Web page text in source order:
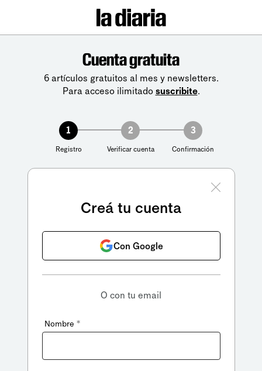
Cuenta gratuita
6 artículos gratuitos al mes y newsletters.
Para acceso ilimitado suscribite.
1
Registro
2
Verificar cuenta
3
Confirmación
Creá tu cuenta
Con Google
O con tu email
Nombre *